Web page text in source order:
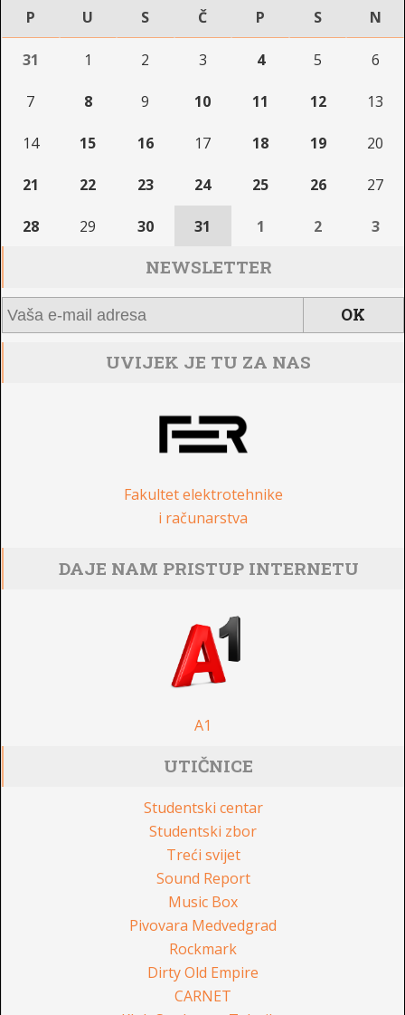
P U S Č P S N
31 1 2 3 4 5 6
7 8 9 10 11 12 13
14 15 16 17 18 19 20
21 22 23 24 25 26 27
28 29 30 31 1 2 3
NEWSLETTER
UVIJEK JE TU ZA NAS
Fakultet elektrotehnike
i računarstva
DAJE NAM PRISTUP INTERNETU
A1
UTIČNICE
Studentski centar
Studentski zbor
Treći svijet
Sound Report
Music Box
Pivovara Medvedgrad
Rockmark
Dirty Old Empire
CARNET